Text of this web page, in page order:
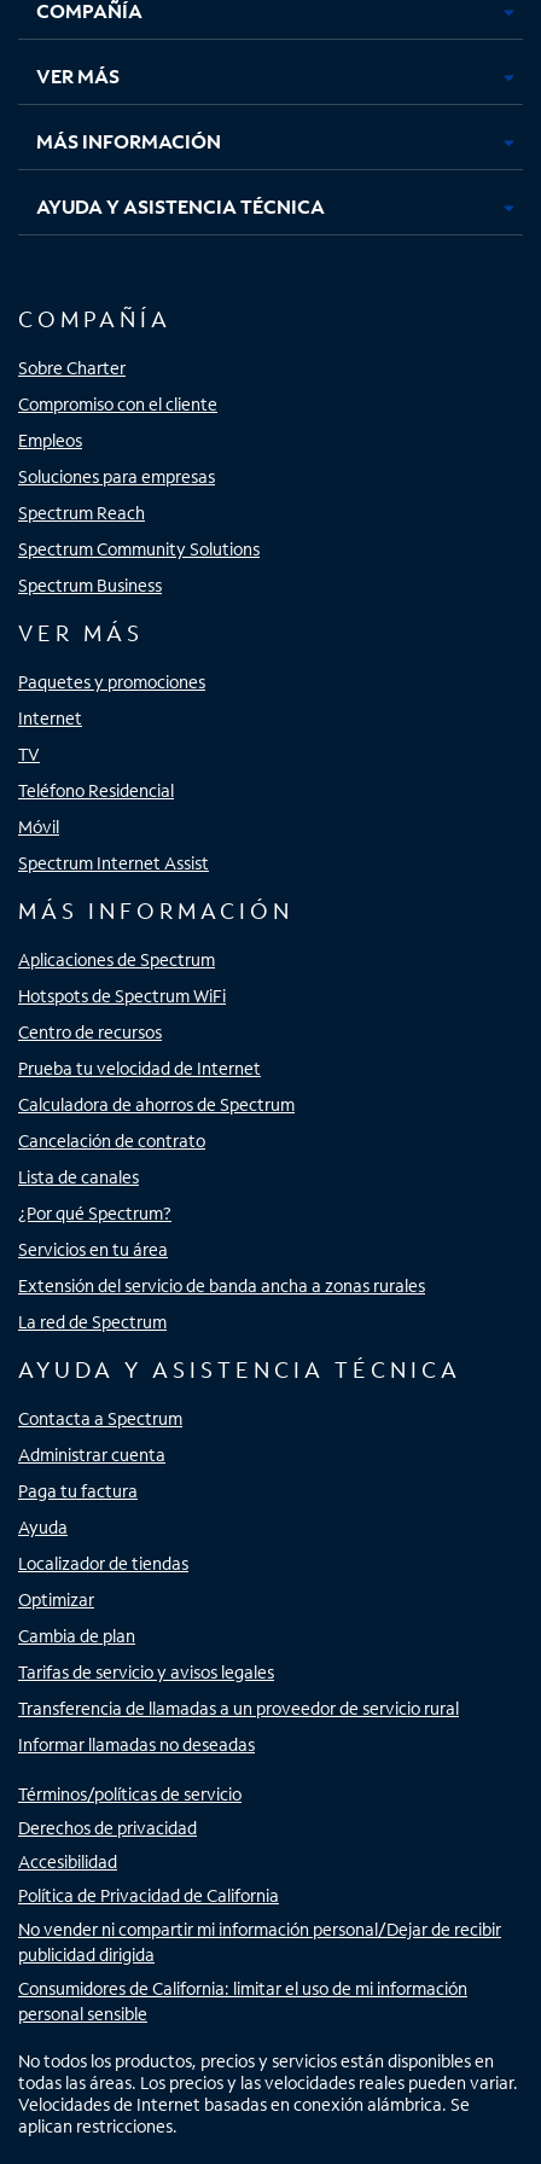
abre
en
pestaña
nueva
abre
en
pestaña
nueva
abre
en
pestaña
nueva
en
nueva
COMPAÑÍA
VER MÁS
MÁS INFORMACIÓN
AYUDA Y ASISTENCIA TÉCNICA
COMPAÑÍA
Sobre Charter
Compromiso con el cliente
Empleos
Soluciones para empresas
Spectrum Reach
Spectrum Community Solutions
Spectrum Business
VER MÁS
Paquetes y promociones
Internet
TV
Teléfono Residencial
Móvil
Spectrum Internet Assist
MÁS INFORMACIÓN
Aplicaciones de Spectrum
Hotspots de Spectrum WiFi
Centro de recursos
Prueba tu velocidad de Internet
Calculadora de ahorros de Spectrum
Cancelación de contrato
Lista de canales
¿Por qué Spectrum?
Servicios en tu área
Extensión del servicio de banda ancha a zonas rurales
La red de Spectrum
AYUDA Y ASISTENCIA TÉCNICA
Contacta a Spectrum
Administrar cuenta
Paga tu factura
Ayuda
Localizador de tiendas
Optimizar
Cambia de plan
Tarifas de servicio y avisos legales
Transferencia de llamadas a un proveedor de servicio rural
Informar llamadas no deseadas
Términos/políticas de servicio
Derechos de privacidad
Accesibilidad
Política de Privacidad de California
No vender ni compartir mi información personal/Dejar de recibir
publicidad dirigida
Consumidores de California: limitar el uso de mi información
personal sensible
No todos los productos, precios y servicios están disponibles en
todas las áreas. Los precios y las velocidades reales pueden variar.
Velocidades de Internet basadas en conexión alámbrica. Se
aplican restricciones.